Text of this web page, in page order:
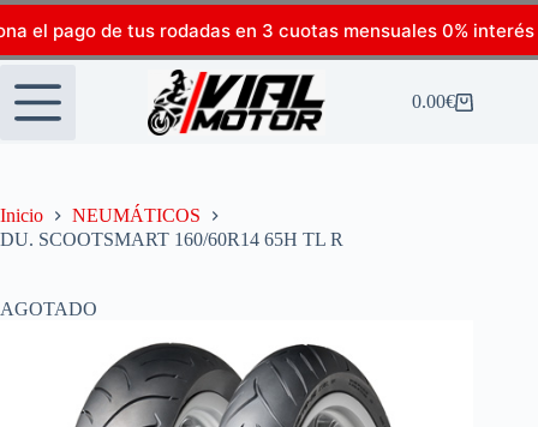
el pago de tus rodadas en 3 cuotas mensuales 0% interés
0.00€
Inicio
NEUMÁTICOS
DU. SCOOTSMART 160/60R14 65H TL R
AGOTADO